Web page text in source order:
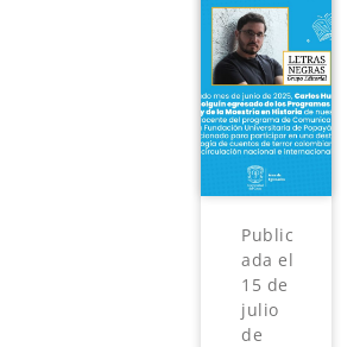
Public
ada el
15 de
julio
de